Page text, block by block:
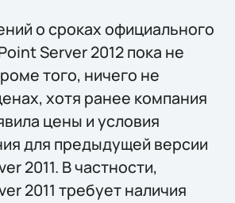
о сроках официального
Server 2012 пока не
того, ничего не
хотя ранее компания
цены и условия
для предыдущей версии
2011. В частности,
2011 требует наличия